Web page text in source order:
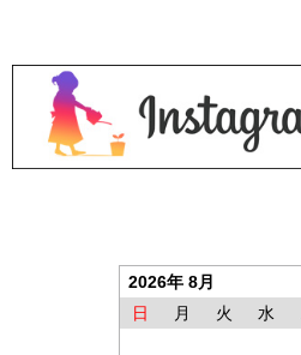
2026年 8月
日
月 火 水